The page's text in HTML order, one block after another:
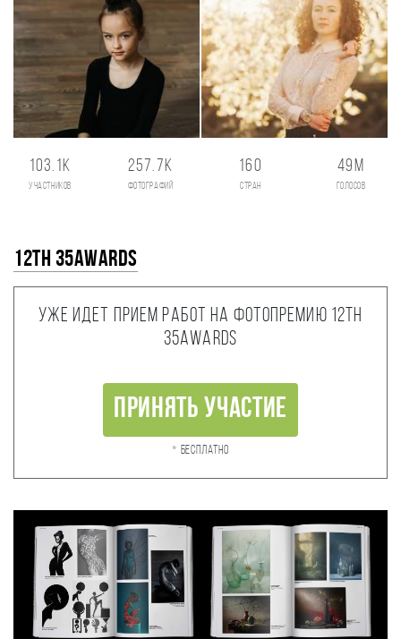
103.1K
участников
257.7K
фотографий
160
стран
49M
голосов
12th 35AWARDS
Уже идет прием работ на фотопремию 12th
35AWARDS
Принять участие
* Бесплатно